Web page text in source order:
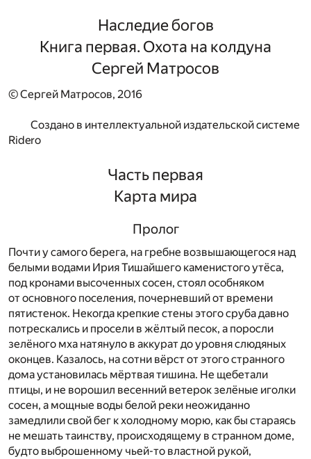
Наследие богов
Книга первая. Охота на колдуна
Сергей Матросов
© Сергей Матросов, 2016
Создано в интеллектуальной издательской системе
Ridero
Часть первая
Карта мира
Пролог
Почти у самого берега, на гребне возвышающегося над
белыми водами Ирия Тишайшего каменистого утёса,
под кронами высоченных сосен, стоял особняком
от основного поселения, почерневший от времени
пятистенок. Некогда крепкие стены этого сруба давно
потрескались и просели в жёлтый песок, а поросли
зелёного мха натянуло в аккурат до уровня слюдяных
оконцев. Казалось, на сотни вёрст от этого странного
дома установилась мёртвая тишина. Не щебетали
птицы, и не ворошил весенний ветерок зелёные иголки
сосен, а мощные воды белой реки неожиданно
замедлили свой бег к холодному морю, как бы стараясь
не мешать таинству, происходящему в странном доме,
будто выброшенному чьей-то властной рукой,